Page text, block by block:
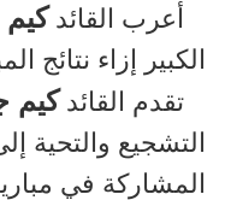
أعرب القائد
الكبير إزاء نتائج
تقدم القائدكيم
التشجيع والتحية
المشاركة في